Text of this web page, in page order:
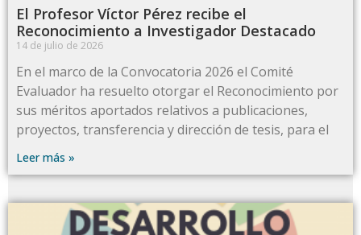
El Profesor Víctor Pérez recibe el
Reconocimiento a Investigador Destacado
14 de julio de 2026
En el marco de la Convocatoria 2026 el Comité
Evaluador ha resuelto otorgar el Reconocimiento por
sus méritos aportados relativos a publicaciones,
proyectos, transferencia y dirección de tesis, para el
Leer más »